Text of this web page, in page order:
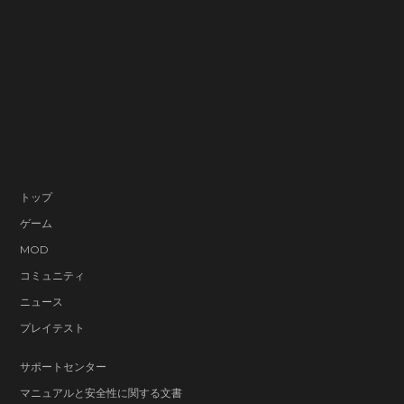
トップ
ゲーム
MOD
コミュニティ
ニュース
プレイテスト
サポートセンター
マニュアルと安全性に関する文書